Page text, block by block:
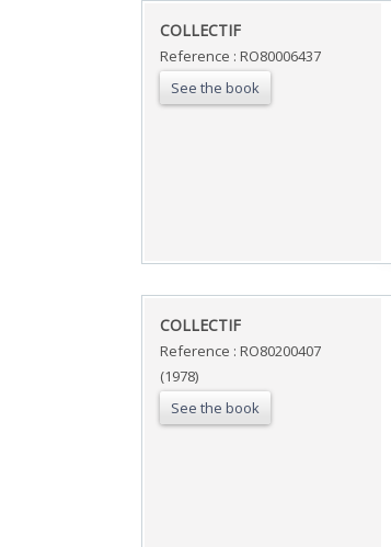
‎COLLECTIF‎
Reference : RO80006437
See the book
‎COLLECTIF‎
Reference : RO80200407
(1978)
See the book